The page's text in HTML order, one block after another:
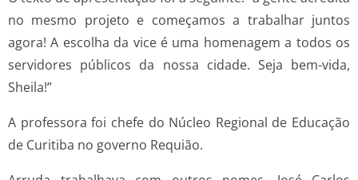
no mesmo projeto e começamos a trabalhar juntos
agora! A escolha da vice é uma homenagem a todos os
servidores públicos da nossa cidade. Seja bem-vida,
Sheila!”
A professora foi chefe do Núcleo Regional de Educação
de Curitiba no governo Requião.